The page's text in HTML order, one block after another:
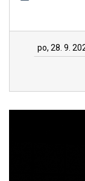
po, 28. 9.